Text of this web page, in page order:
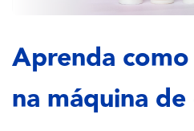
Aprenda
na máquina